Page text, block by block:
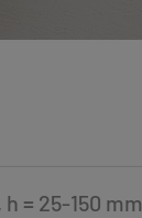
= 25-150 mm